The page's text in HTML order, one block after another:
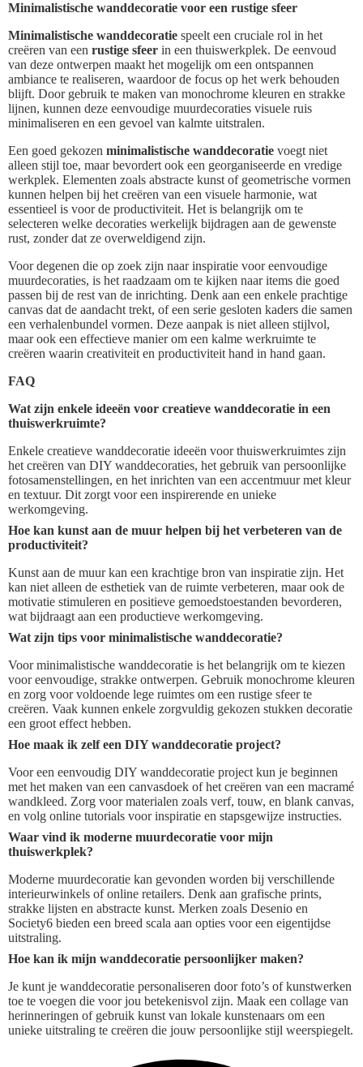
Minimalistische wanddecoratie voor een rustige sfeer
Minimalistische wanddecoratie speelt een cruciale rol in het
creëren van een rustige sfeer in een thuiswerkplek. De eenvoud
van deze ontwerpen maakt het mogelijk om een ontspannen
ambiance te realiseren, waardoor de focus op het werk behouden
blijft. Door gebruik te maken van monochrome kleuren en strakke
lijnen, kunnen deze eenvoudige muurdecoraties visuele ruis
minimaliseren en een gevoel van kalmte uitstralen.
Een goed gekozen minimalistische wanddecoratie voegt niet
alleen stijl toe, maar bevordert ook een georganiseerde en vredige
werkplek. Elementen zoals abstracte kunst of geometrische vormen
kunnen helpen bij het creëren van een visuele harmonie, wat
essentieel is voor de productiviteit. Het is belangrijk om te
selecteren welke decoraties werkelijk bijdragen aan de gewenste
rust, zonder dat ze overweldigend zijn.
Voor degenen die op zoek zijn naar inspiratie voor eenvoudige
muurdecoraties, is het raadzaam om te kijken naar items die goed
passen bij de rest van de inrichting. Denk aan een enkele prachtige
canvas dat de aandacht trekt, of een serie gesloten kaders die samen
een verhalenbundel vormen. Deze aanpak is niet alleen stijlvol,
maar ook een effectieve manier om een kalme werkruimte te
creëren waarin creativiteit en productiviteit hand in hand gaan.
FAQ
Wat zijn enkele ideeën voor creatieve wanddecoratie in een
thuiswerkruimte?
Enkele creatieve wanddecoratie ideeën voor thuiswerkruimtes zijn
het creëren van DIY wanddecoraties, het gebruik van persoonlijke
fotosamenstellingen, en het inrichten van een accentmuur met kleur
en textuur. Dit zorgt voor een inspirerende en unieke
werkomgeving.
Hoe kan kunst aan de muur helpen bij het verbeteren van de
productiviteit?
Kunst aan de muur kan een krachtige bron van inspiratie zijn. Het
kan niet alleen de esthetiek van de ruimte verbeteren, maar ook de
motivatie stimuleren en positieve gemoedstoestanden bevorderen,
wat bijdraagt aan een productieve werkomgeving.
Wat zijn tips voor minimalistische wanddecoratie?
Voor minimalistische wanddecoratie is het belangrijk om te kiezen
voor eenvoudige, strakke ontwerpen. Gebruik monochrome kleuren
en zorg voor voldoende lege ruimtes om een rustige sfeer te
creëren. Vaak kunnen enkele zorgvuldig gekozen stukken decoratie
een groot effect hebben.
Hoe maak ik zelf een DIY wanddecoratie project?
Voor een eenvoudig DIY wanddecoratie project kun je beginnen
met het maken van een canvasdoek of het creëren van een macramé
wandkleed. Zorg voor materialen zoals verf, touw, en blank canvas,
en volg online tutorials voor inspiratie en stapsgewijze instructies.
Waar vind ik moderne muurdecoratie voor mijn
thuiswerkplek?
Moderne muurdecoratie kan gevonden worden bij verschillende
interieurwinkels of online retailers. Denk aan grafische prints,
strakke lijsten en abstracte kunst. Merken zoals Desenio en
Society6 bieden een breed scala aan opties voor een eigentijdse
uitstraling.
Hoe kan ik mijn wanddecoratie persoonlijker maken?
Je kunt je wanddecoratie personaliseren door foto’s of kunstwerken
toe te voegen die voor jou betekenisvol zijn. Maak een collage van
herinneringen of gebruik kunst van lokale kunstenaars om een
unieke uitstraling te creëren die jouw persoonlijke stijl weerspiegelt.